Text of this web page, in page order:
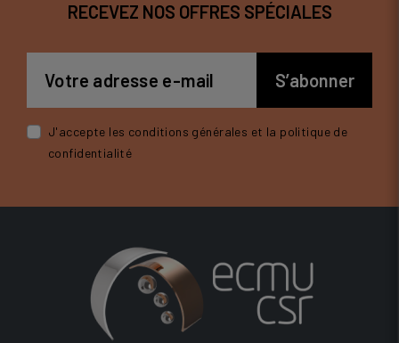
RECEVEZ NOS OFFRES SPÉCIALES
J'accepte les conditions générales et la politique de
confidentialité